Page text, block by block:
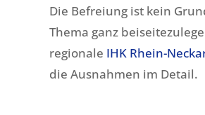
Die Befreiung ist kein
Thema ganz
regionale IHK Rhein-
die Ausnahmen im Detail.